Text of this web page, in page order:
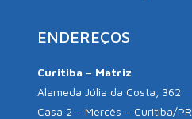
ENDEREÇOS
Curitiba – Matriz
Alameda Júlia da Costa, 362
Casa 2 – Mercês – Curitiba/PR